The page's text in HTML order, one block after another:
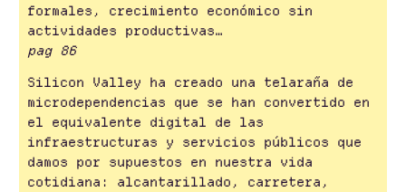
formales, crecimiento económico sin
actividades productivas…
pag 86
Silicon Valley ha creado una telaraña de
microdependencias que se han convertido en
el equivalente digital de las
infraestructuras y servicios públicos que
damos por supuestos en nuestra vida
cotidiana: alcantarillado, carretera,